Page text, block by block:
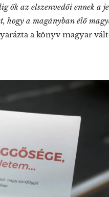
ők az elszenvedői ennek a
hogy a magányban élő
a könyv magyar